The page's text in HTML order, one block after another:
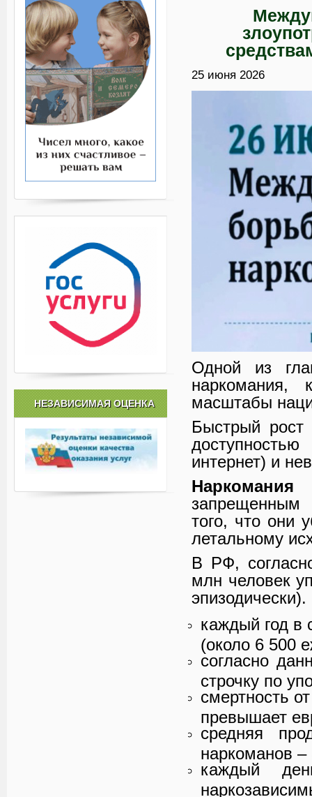
25 июня 2026
Одной из
наркомания,
масштабы
Быстрый рост
интернет) и
того, что они
летальному
В РФ,
млн человек
эпизодически).
каждый год в
(около 6 500
согласно
строчку по
смертность
превышает
средняя
наркоманов –
каждый
НЕЗАВИСИМАЯ ОЦЕНКА